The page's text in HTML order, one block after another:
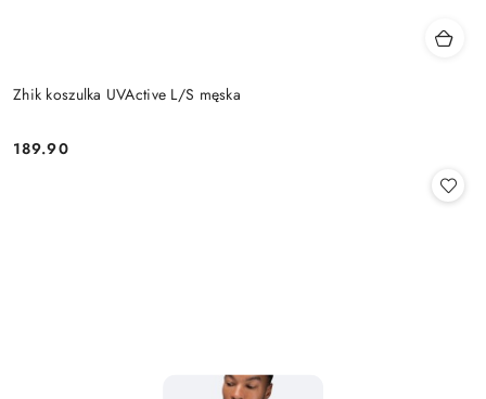
Zhik koszulka UVActive L/S męska
Cena:
189.90